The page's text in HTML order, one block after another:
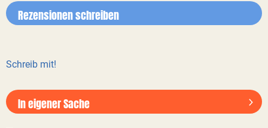
Rezensionen schreiben
Schreib mit!
In eigener Sache